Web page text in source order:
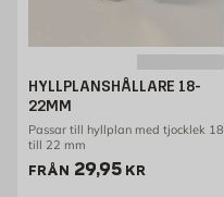
HYLLPLANSHÅLLARE 18-
22MM
Passar till hyllplan med tjocklek 18
till 22 mm
FRÅN Pris 29.95 kr
29,95 KR